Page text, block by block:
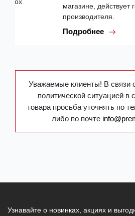
магазине, действует
производителя.
Подробнее
Уважаемые клиенты! В связи
политической ситуацией в
товара просьба уточнять по
либо по почте
Узнавайте о новинках, акциях и